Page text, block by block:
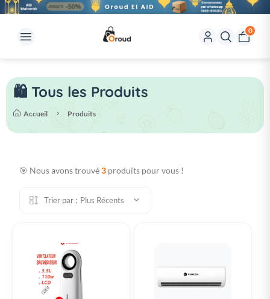
0
🛍️ Tous les Produits
Accueil Produits
🎯 Nous avons trouvé3 produits pour vous !
Trier par : Plus Récents